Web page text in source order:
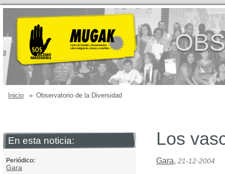
Inicio » Observatorio de la Diversidad
En esta noticia:
Periódico:
Gara
Los
Gara, 21-12-2004